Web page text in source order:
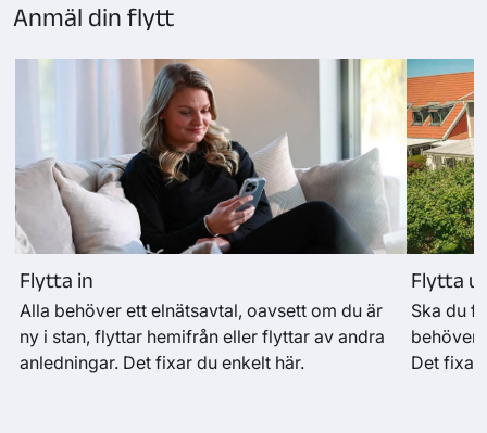
Anmäl din flytt
Flytta in
Alla behöver ett elnätsavtal, oavsett om du är
ny i stan, flyttar hemifrån eller flyttar av andra
anledningar. Det fixar du enkelt här.
Flytta
Ska du
behöver
Det fixar